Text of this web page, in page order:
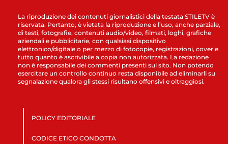
La riproduzione dei contenuti giornalistici della testata STILETV è
riservata. Pertanto, è vietata la riproduzione e l’uso, anche parziale,
di testi, fotografie, contenuti audio/video, filmati, loghi, grafiche
aziendali e pubblicitarie, con qualsiasi dispositivo
elettronico/digitale o per mezzo di fotocopie, registrazioni, cover e
tutto quanto è ascrivibile a copia non autorizzata. La redazione
non è responsabile dei commenti presenti sul sito. Non potendo
esercitare un controllo continuo resta disponibile ad eliminarli su
segnalazione qualora gli stessi risultano offensivi e oltraggiosi.
POLICY EDITORIALE
CODICE ETICO CONDOTTA